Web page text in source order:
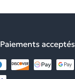
Paiements acceptés